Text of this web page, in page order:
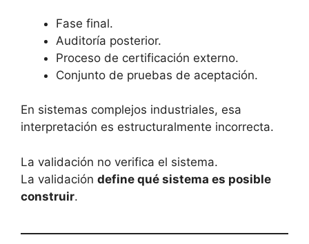
Fase final.
Auditoría posterior.
Proceso de certificación externo.
Conjunto de pruebas de aceptación.
En sistemas complejos industriales, esa
interpretación es estructuralmente incorrecta.
La validación no verifica el sistema.
La validación define qué sistema es posible
construir.